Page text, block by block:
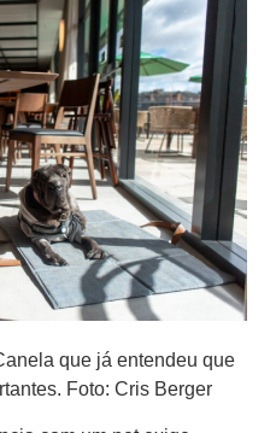
que já entendeu que
Foto: Cris Berger